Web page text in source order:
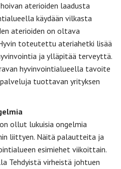
aterioiden laadusta
käydään vilkasta
aterioiden on oltava
toteutettu ateriahetki lisää
ja ylläpitää terveyttä.
hyvinvointialueella tavoite
tuottavan yrityksen
ollut lukuisia ongelmia
liittyen. Näitä palautteita ja
esimiehet viikoittain.
Tehdyistä virheistä johtuen